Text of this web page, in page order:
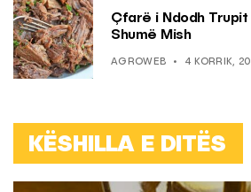
Çfarë i Ndodh Trupit
Shumë Mish
AGROWEB 4 KORRIK,
KËSHILLA E DITËS